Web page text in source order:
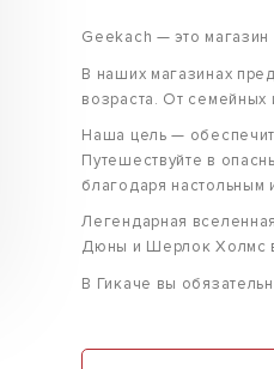
Geekach — это
В наших магазинах
возраста. От
Наша цель —
Путешествуйте в
благодаря настольным
Легендарная
Дюны и Шерлок Холмс
В Гикаче вы